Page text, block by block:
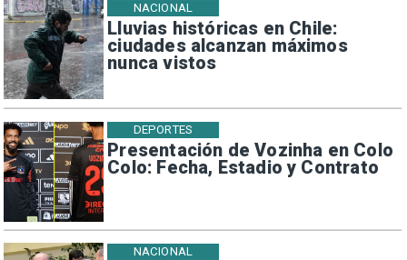
Lluvias históricas en Chile:
ciudades alcanzan máximos
nunca vistos
NACIONAL
Presentación de Vozinha en Colo
Colo: Fecha, Estadio y Contrato
DEPORTES
NACIONAL